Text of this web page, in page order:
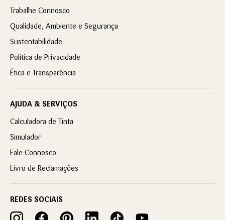
Trabalhe Connosco
Qualidade, Ambiente e Segurança
Sustentabilidade
Política de Privacidade
Ética e Transparência
AJUDA & SERVIÇOS
Calculadora de Tinta
Simulador
Fale Connosco
Livro de Reclamações
REDES SOCIAIS